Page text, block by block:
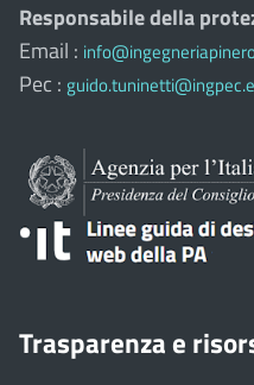
Responsabile della
Email :
Pec :
Trasparenza e